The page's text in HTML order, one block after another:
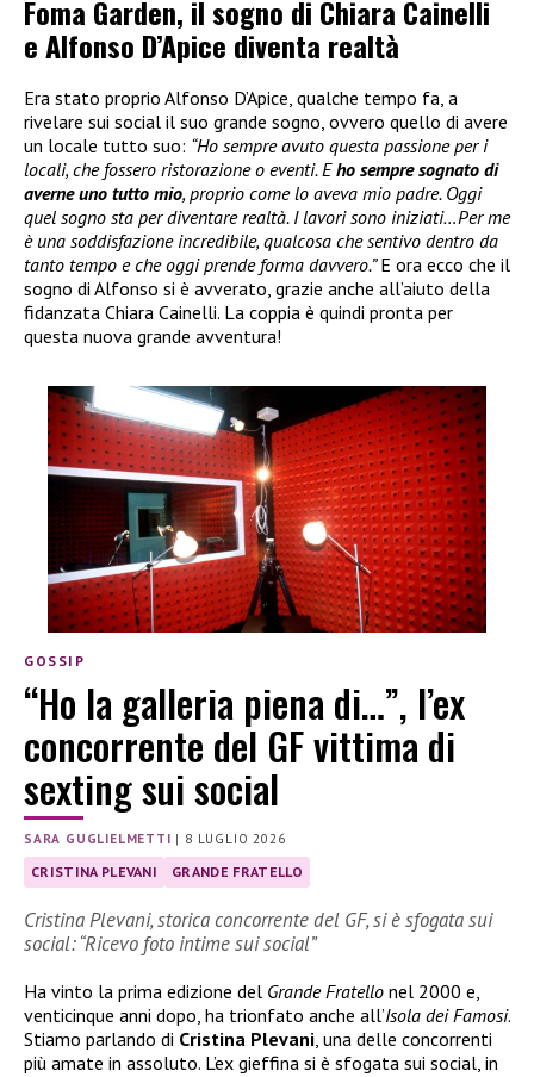
Foma Garden, il sogno di Chiara Cainelli
e Alfonso D’Apice diventa realtà
Era stato proprio Alfonso D’Apice, qualche tempo fa, a
rivelare sui social il suo grande sogno, ovvero quello di avere
un locale tutto suo: “Ho sempre avuto questa passione per i
locali, che fossero ristorazione o eventi. Eho sempre sognato di
averne uno tutto mio, proprio come lo aveva mio padre. Oggi
quel sogno sta per diventare realtà. I lavori sono iniziati…Per me
è una soddisfazione incredibile, qualcosa che sentivo dentro da
tanto tempo e che oggi prende forma davvero.”E ora ecco che il
sogno di Alfonso si è avverato, grazie anche all’aiuto della
fidanzata Chiara Cainelli. La coppia è quindi pronta per
questa nuova grande avventura!
GOSSIP
“Ho la galleria piena di…”, l’ex
concorrente del GF vittima di
sexting sui social
SARA GUGLIELMETTI | 8 LUGLIO 2026
CRISTINA PLEVANI GRANDE FRATELLO
Cristina Plevani, storica concorrente del GF, si è sfogata sui
social: “Ricevo foto intime sui social”
Ha vinto la prima edizione del Grande Fratello nel 2000 e,
venticinque anni dopo, ha trionfato anche all’Isola dei Famosi.
Stiamo parlando di Cristina Plevani , una delle concorrenti
più amate in assoluto. L’ex gieffina si è sfogata sui social, in